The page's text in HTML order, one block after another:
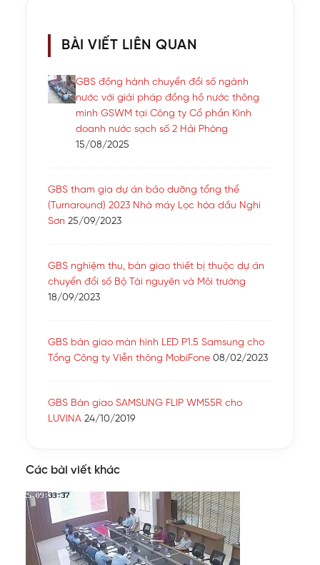
BÀI VIẾT LIÊN QUAN
GBS đồng hành chuyển đổi số ngành
nước với giải pháp đồng hồ nước thông
minh GSWM tại Công ty Cổ phần Kinh
doanh nước sạch số 2 Hải Phòng
15/08/2025
GBS tham gia dự án bảo dưỡng tổng thể
(Turnaround) 2023 Nhà máy Lọc hóa dầu Nghi
Sơn 25/09/2023
GBS nghiệm thu, bàn giao thiết bị thuộc dự án
chuyển đổi số Bộ Tài nguyên và Môi trường
18/09/2023
GBS bàn giao màn hình LED P1.5 Samsung cho
Tổng Công ty Viễn thông MobiFone 08/02/2023
GBS Bàn giao SAMSUNG FLIP WM55R cho
LUVINA 24/10/2019
Các bài viết khác